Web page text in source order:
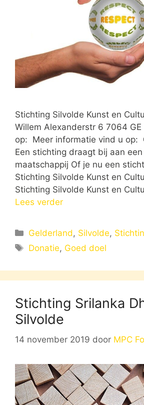
Stichting Silvolde Kunst en
Willem Alexanderstr 6 7064 GE
op: Meer informatie vind u op:
Een stichting draagt bij aan
maatschappij Of je nu een
Stichting Silvolde Kunst en
Stichting Silvolde Kunst en
Lees verder
Categorieën
Gelderland, Silvolde,
Tags
Donatie, Goed doel
Stichting Srilanka
Silvolde
14 november 2019 door MPC